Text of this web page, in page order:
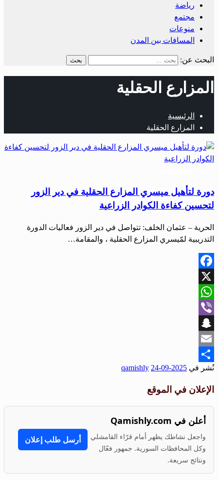
رياضة
مجتمع
منوعات
المسافات بين المدن
البحث عن:
المزارع الحقلية
الرئيسية
المزارع الحقلية
دورة لتأهيل ميسري المزارع الحقلية في دير الزور
لتحسين كفاءة الكوادر الزراعية
الحرية – عثمان الخلف: تتواصل في دير الزور فعاليات الدورة
التدريبية لمّيسري المزارع الحقلية ، والمقامة…
Facebook
X
WhatsApp
Viber
Snapchat
Email
Share
نُشر في 2025-09-24
qamishly
الإعلان في الموقع
أعلن في Qamishly.com
واجعل نشاطك يظهر أمام قرّاء القامشلي
وكل المحافظات السورية. جمهور فعّال
ونتائج سريعة.
أرسل طلب إعلان